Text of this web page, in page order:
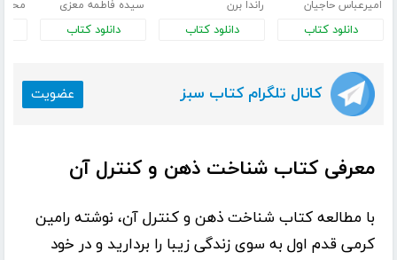
امیرعباس حاجیان
دانلود کتاب
راندا برن
دانلود کتاب
سیده فاطمه معزی
دانلود کتاب
کانال تلگرام کتاب سبز عضویت
معرفی کتاب شناخت ذهن و کنترل آن
با مطالعه کتاب شناخت ذهن و کنترل آن، نوشته رامین
کرمی قدم اول به سوی زندگی زیبا را بردارید و در خود